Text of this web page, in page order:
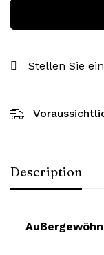
Stellen Sie
Description